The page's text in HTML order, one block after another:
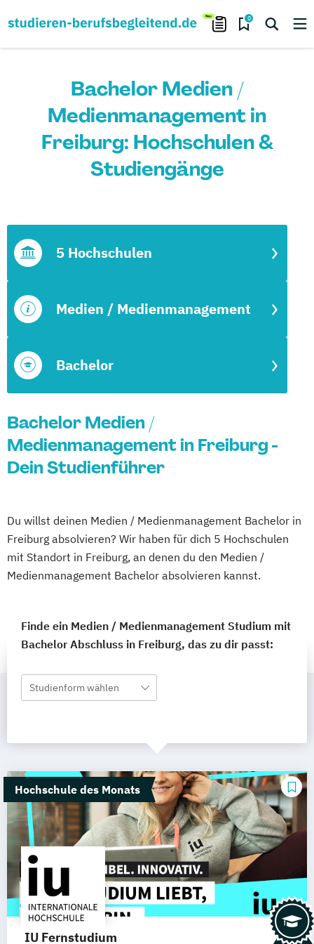
0
Bachelor Medien /
Medienmanagement in
Freiburg: Hochschulen &
Studiengänge
Bachelor
Medien / Medienmanagement
5 Hochschulen
Bachelor Medien /
Medienmanagement in Freiburg -
Dein Studienführer
Du willst deinen Medien / Medienmanagement Bachelor in
Freiburg absolvieren? Wir haben für dich 5 Hochschulen
mit Standort in Freiburg, an denen du den Medien /
Medienmanagement Bachelor absolvieren kannst.
Finde ein Medien / Medienmanagement Studium mit
Bachelor Abschluss in Freiburg, das zu dir passt:
Studienform wählen
Hochschule des Monats
IU Fernstudium